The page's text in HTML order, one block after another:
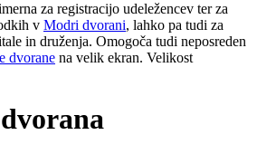
za registracijo udeležencev ter za
v Modri dvorani, lahko pa tudi za
in druženja. Omogoča tudi neposreden
dvorane na velik ekran. Velikost